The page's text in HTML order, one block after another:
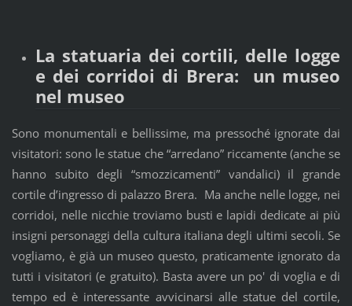
La statuaria dei cortili, delle logge
e dei corridoi di Brera: un museo
nel museo
Sono monumentali e bellissime, ma pressoché ignorate dai
visitatori: sono le statue che “arredano” riccamente (anche se
hanno subito degli “smozzicamenti” vandalici) il grande
cortile d’ingresso di palazzo Brera. Ma anche nelle logge, nei
corridoi, nelle nicchie troviamo busti e lapidi dedicate ai più
insigni personaggi della cultura italiana degli ultimi secoli. Se
vogliamo, è già un museo questo, praticamente ignorato da
tutti i visitatori (e gratuito). Basta avere un po' di voglia e di
tempo ed è interessante avvicinarsi alle statue del cortile,